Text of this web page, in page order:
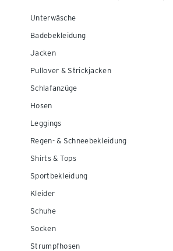
Unterwäsche
Badebekleidung
Jacken
Pullover & Strickjacken
Schlafanzüge
Hosen
Leggings
Regen- & Schneebekleidung
Shirts & Tops
Sportbekleidung
Kleider
Schuhe
Socken
Strumpfhosen